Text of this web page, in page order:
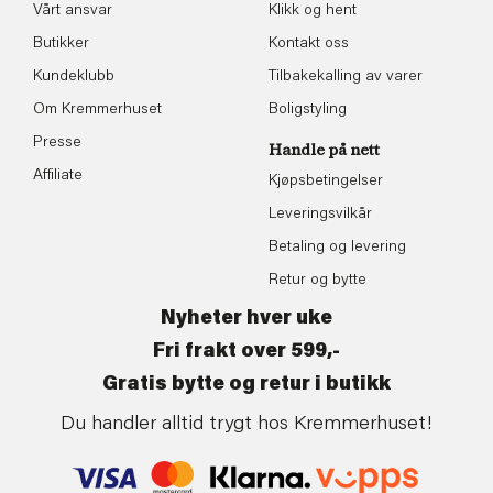
Vårt ansvar
Butikker
Kundeklubb
Om Kremmerhuset
Presse
Affiliate
Klikk og hent
Kontakt oss
Tilbakekalling av varer
Boligstyling
Handle på nett
Kjøpsbetingelser
Leveringsvilkår
Betaling og levering
Retur og bytte
Nyheter hver uke
Fri frakt over 599,-
Gratis bytte og retur i butikk
Du handler alltid trygt hos Kremmerhuset!